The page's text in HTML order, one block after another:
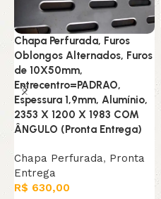
Chapa Perfurada, Furos
Oblongos Alternados, Furos
de 10X50mm,
Entrecentro=PADRAO,
Espessura 1,9mm, Alumínio,
2353 X 1200 X 1983 COM
ÂNGULO (Pronta Entrega)
Chapa Perfurada, Pronta
Entrega
R$ 630,00